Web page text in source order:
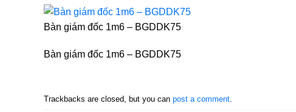
Bàn giám đốc 1m6 – BGDDK75
Bàn giám đốc 1m6 – BGDDK75
Trackbacks are closed, but you can post a comment